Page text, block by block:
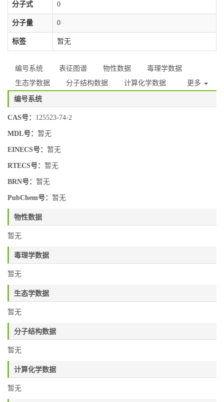
分子式 0
分子量 0
标签 暂无
编号系统 表征图谱 物性数据
毒理学数据
生态学数据
分子结构数据 计算化学数据 更多
编号系统
CAS号： 125523-74-2
MDL号： 暂无
EINECS号： 暂无
RTECS号： 暂无
BRN号： 暂无
PubChem号： 暂无
物性数据
暂无
毒理学数据
暂无
生态学数据
暂无
分子结构数据
暂无
计算化学数据
暂无